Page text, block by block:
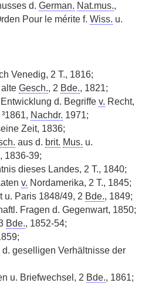
d. German. Nat.mus.,
Pour le mérite f. Wiss. u.
Venedig, 2 T., 1816;
Gesch., 2 Bde., 1821;
d. Begriffe v. Recht,
Nachdr. 1971;
Zeit, 1836;
aus d. brit. Mus. u.
1836-39;
dieses Landes, 2 T., 1840;
v. Nordamerika, 2 T., 1845;
u. Paris 1848/49, 2 Bde., 1849;
Fragen d. Gegenwart, 1850;
Bde., 1852-54;
d. geselligen Verhältnisse der
u. Briefwechsel, 2 Bde., 1861;